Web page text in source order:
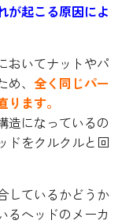
が起こる原因によ
おいてナットやパ
、 全く同じパー
ます。
造になっているの
ドをクルクルと回
しているかどうか
るヘッドのメーカ